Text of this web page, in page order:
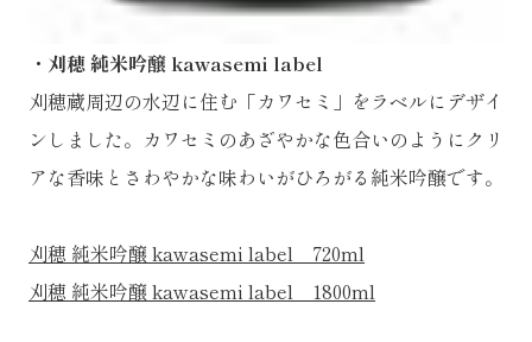
・刈穂 純米吟醸 kawasemi label
刈穂蔵周辺の水辺に住む「カワセミ」をラベルにデザイ
ンしました。カワセミのあざやかな色合いのようにクリ
アな香味とさわやかな味わいがひろがる純米吟醸です。
刈穂 純米吟醸 kawasemi label 720ml
刈穂 純米吟醸 kawasemi label 1800ml